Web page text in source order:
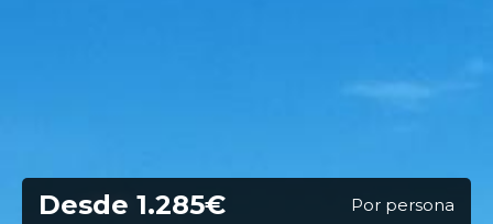
Desde 1.285€ Por persona